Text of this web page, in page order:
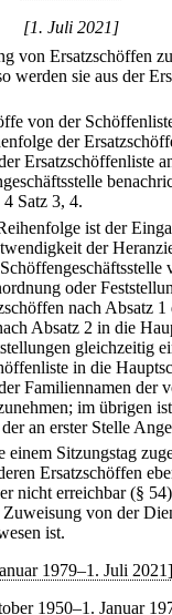
[1. Juli 2021]
von Ersatzschöffen
werden sie aus der
von der
der
Ersatzschöffenliste
Satz 3, 4.
ist der
der
oder
nach Absatz 1
Absatz 2 in die
gleichzeitig
in die
Familiennamen der
im übrigen
an erster Stelle
einem Sitzungstag
Ersatzschöffen
nicht erreichbar (§
von der
ist.
1979–1. Juli 2021]
1950–1. Januar